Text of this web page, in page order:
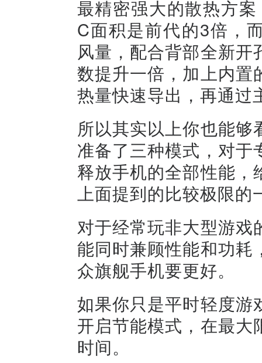
最精密强大的散热方
C面积是前代的3倍，
风量，配合背部全新
数提升一倍，加上内
热量快速导出，再通过
所以其实以上你也能
准备了三种模式，对
释放手机的全部性能
上面提到的比较极限
对于经常玩非大型游
能同时兼顾性能和功
众旗舰手机要更好。
如果你只是平时轻度
开启节能模式，在最
时间。